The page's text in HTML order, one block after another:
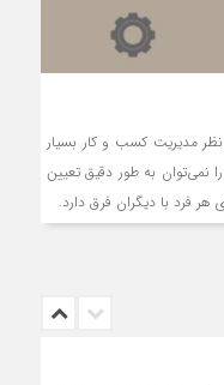
مدیریت کسب و کار بسیار
به طور دقیق تعیین
فرد با دیگران فرق دارد.